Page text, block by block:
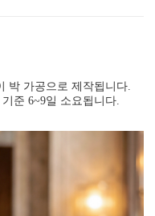
박 가공으로 제작됩니다.
준 6~9일 소요됩니다.